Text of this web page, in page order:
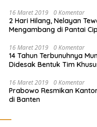
16 Maret 2019 0 Komentar
2 Hari Hilang, Nelayan
Mengambang di Pantai
16 Maret 2019 0 Komentar
14 Tahun Terbunuhnya
Didesak Bentuk Tim
16 Maret 2019 0 Komentar
Prabowo Resmikan
di Banten